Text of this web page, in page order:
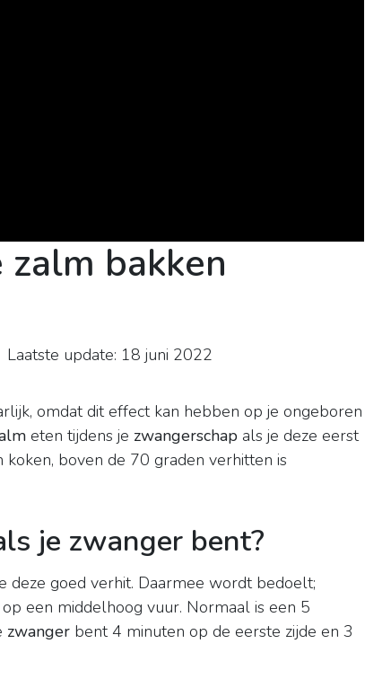
bakken
update: 18 juni 2022
omdat dit effect kan hebben op je ongeboren
eten tijdens je zwangerschap als je deze eerst
boven de 70 graden verhitten is
je zwanger bent?
deze goed verhit. Daarmee wordt bedoelt;
een middelhoog vuur. Normaal is een 5
zwanger bent 4 minuten op de eerste zijde en 3